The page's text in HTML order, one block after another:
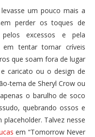
um pouco mais a
perder os toques de
excessos e pela
em tentar tornar críveis
que soam fora de lugar
caricato ou o design de
tema de Sheryl Crow ou
o barulho de soco
quebrando ossos e
Talvez nesse
em “Tomorrow Never